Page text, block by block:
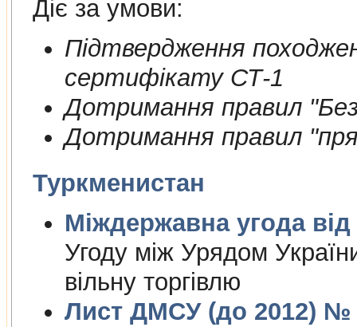
Діє за умови:
Пiдтвердження
сертифiкату СТ-1
Дотримання правил
Дотримання правил
Туркменистан
Угоду між Урядом
вільну торгівлю
Лист ДМСУ (до 2012) №